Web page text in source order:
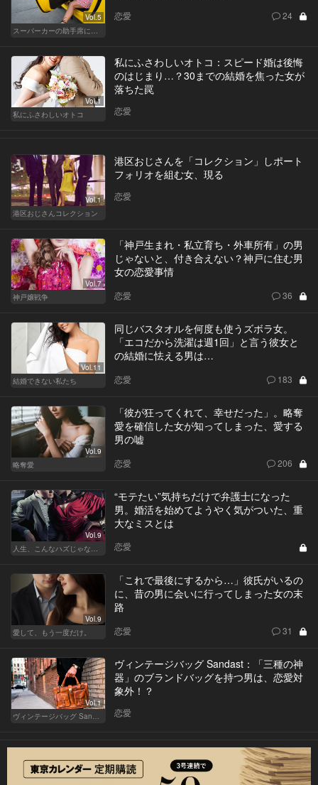
Vol.5
スーパーカーの助手席に乗る女
恋愛 24
Vol.1
私にふさわしいオトコ
私にふさわしいオトコ：スピード婚は後悔
のはじまり…？30までの結婚を焦った女が
落ちた罠
恋愛
Vol.1
港区おじさんコレクション
港区おじさんを「コレクション」しポート
フォリオを組む女、現る
恋愛
Vol.7
神戸嬢戦争
「神戸生まれ・私立育ち・外車所有」の男
じゃないと、付き合えない？神戸に住む男
女の恋愛事情
恋愛 36
Vol.11
結婚できない私たち
同じバスタオルを何度も使うズボラ女。
「エコだから洗濯は週1回」と言う彼女と
の結婚に怯える男は…
恋愛 183
Vol.9
略奪愛
「彼が狂ってくれて、幸せだった」。略奪
愛を確信した女が知ってしまった、愛する
男の嘘
恋愛 206
Vol.9
人生、こんなハズじゃなかった。～ハイスペの憂鬱～
“モテたい”気持ちだけで弁護士になった
男。婚活を始めてようやく気がついた、重
大なミスとは
恋愛
Vol.9
愛して、もう一度だけ。
「これで最後にするから…」彼氏がいるの
に、昔の男に会いに行ってしまった女の末
路
恋愛 31
Vol.1
ヴィンテージバッグ Sandast
ヴィンテージバッグ Sandast：「三種の神
器」のブランドバッグを持つ男は、恋愛対
象外！？
恋愛